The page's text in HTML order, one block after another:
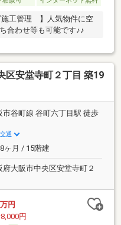
施工管理 】人気物件に空
合わせ等も可能です♪♪
区安堂寺町２丁目 築19
市谷町線 谷町六丁目駅 徒歩
通
ヶ月 / 15階建
府大阪市中央区安堂寺町２
万円
円